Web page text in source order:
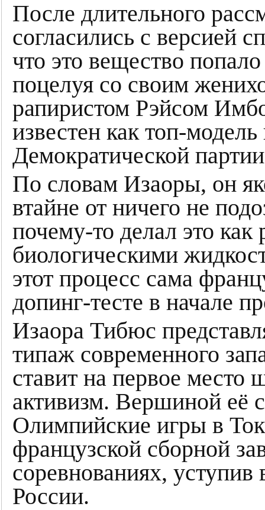
После длительного
согласились с версией
что это вещество
поцелуя со своим
рапиристом Рэйсом
известен как топ-
Демократической
По словам Изаоры, он
втайне от ничего не
почему-то делал это
биологическими
этот процесс сама
допинг-тесте в начале
Изаора Тибюс
типаж современного
ставит на первое
активизм. Вершиной её
Олимпийские игры в
французской сборной
соревнованиях,
России.